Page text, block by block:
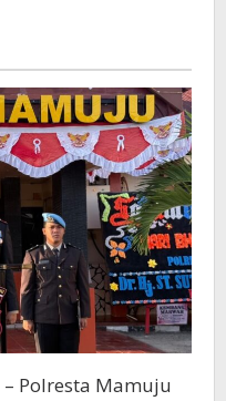
– Polresta Mamuju